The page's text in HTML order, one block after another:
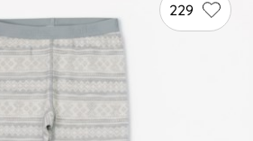
229